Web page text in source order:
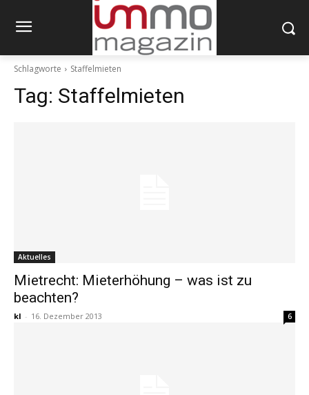
Schlagworte Staffelmieten
Tag: Staffelmieten
Aktuelles
Mietrecht: Mieterhöhung – was ist zu
beachten?
kl - 16. Dezember 2013 6